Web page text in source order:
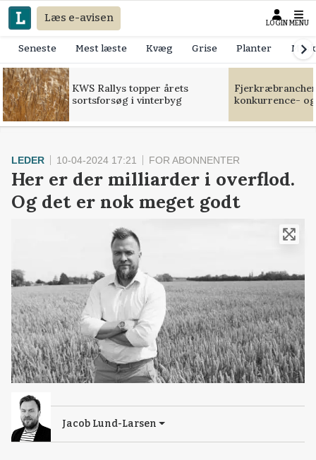
Læs e-avisen LOGIN MENU
Seneste Mest læste Kvæg Grise Planter
KWS Rallys topper årets
sortsforsøg i vinterbyg
konkurrence-
LEDER 10-04-2024 17:21 FOR ABONNENTER
Her er der milliarder i overflod.
Og det er nok meget godt
Jacob Lund-Larsen